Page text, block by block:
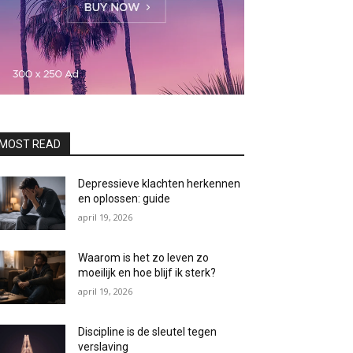
READ
Depressieve klachten herkennen
en oplossen: guide
april 19, 2026
Waarom is het zo leven zo
moeilijk en hoe blijf ik sterk?
april 19, 2026
Discipline is de sleutel tegen
verslaving